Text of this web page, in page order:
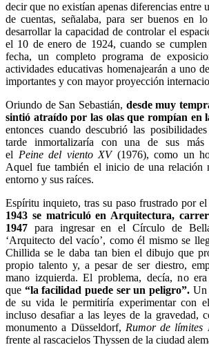
decir que no existían apenas diferencias
de cuentas, señalaba, para ser buenos en
desarrollar la capacidad de controlar el
el 10 de enero de 1924, cuando se
fecha, un completo programa de
actividades educativas homenajearán a uno
importantes y con mayor proyección
Oriundo de San Sebastián, desde muy
sintió atraído por las olas que rompían en
entonces cuando descubrió las
tarde inmortalizaría con una de sus más
el Peine del viento XV(1976), como un
Aquel fue también el inicio de una relación
entorno y sus raíces.
Espíritu inquieto, tras su paso frustrado por
1943 se matriculó en Arquitectura,
1947 para ingresar en el Círculo de
‘Arquitecto del vacío’, como él mismo se
Chillida se le daba tan bien el dibujo que
propio talento y, a pesar de ser diestro,
mano izquierda. El problema, decía, no
que “la facilidad puede ser un peligro”. Un
de su vida le permitiría experimentar con
incluso desafiar a las leyes de la gravedad,
monumento a Düsseldorf, Rumor de límites
frente al rascacielos Thyssen de la ciudad